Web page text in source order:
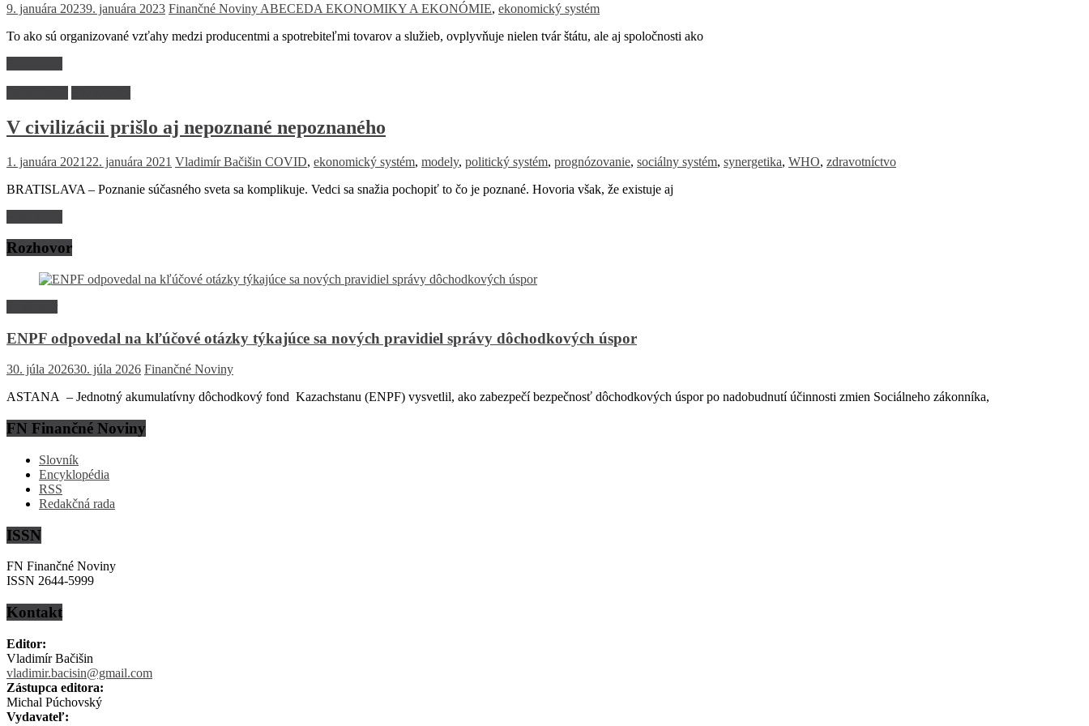
9. januára 20239. januára 2023 Finančné Noviny ABECEDA EKONOMIKY A EKONÓMIE, ekonomický systém
To ako sú organizované vzťahy medzi producentmi a spotrebiteľmi tovarov a služieb, ovplyvňuje nielen tvár štátu, ale aj spoločnosti ako
V civilizácii prišlo aj nepoznané nepoznaného
1. januára 2021 22. januára 2021 Vladimír Bačišin COVID, ekonomický systém, modely, politický systém, prognózovanie, sociálny systém, synergetika, WHO, zdravotníctvo
BRATISLAVA – Poznanie súčasného sveta sa komplikuje. Vedci sa snažia pochopiť to čo je poznané. Hovoria však, že existuje aj
Rozhovor
ENPF odpovedal na kľúčové otázky týkajúce sa nových pravidiel správy dôchodkových úspor
30. júla 202630. júla 2026 Finančné Noviny
ASTANA – Jednotný akumulatívny dôchodkový fond Kazachstanu (ENPF) vysvetlil, ako zabezpečí bezpečnosť dôchodkových úspor po nadobudnutí účinnosti zmien Sociálneho zákonníka,
FN Finančné Noviny
Slovník
Encyklopédia
RSS
Redakčná rada
ISSN
FN Finančné Noviny
ISSN 2644-5999
Kontakt
Editor:
Vladimír Bačišin
vladimir.bacisin@gmail.com
Zástupca editora:
Michal Púchovský
Vydavateľ: